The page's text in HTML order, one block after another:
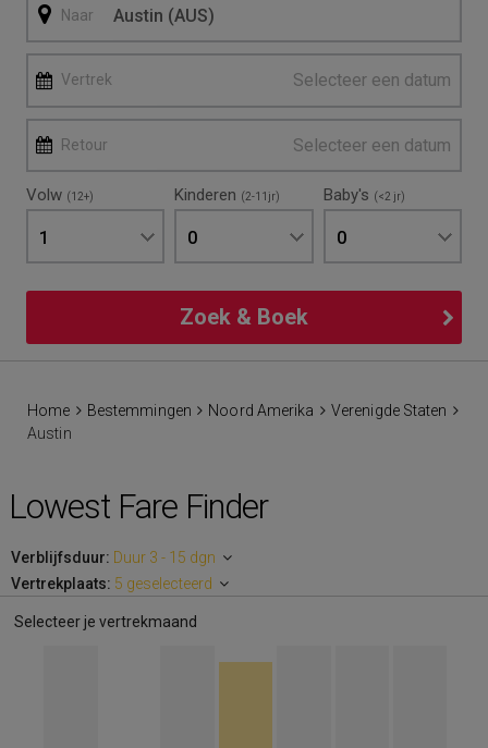
Naar
Vertrek Selecteer een datum
Retour Selecteer een datum
Volw (12+)
1
Kinderen (2-11jr)
0
Baby's (<2 jr)
0
Zoek & Boek
Home Bestemmingen Noord Amerika
Verenigde Staten
Austin
Lowest Fare Finder
Verblijfsduur: Duur 3 - 15 dgn
Vertrekplaats: 5 geselecteerd
Selecteer je vertrekmaand